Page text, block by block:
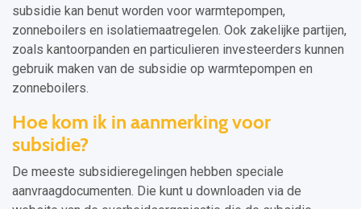
subsidie kan benut worden voor warmtepompen,
zonneboilers en isolatiemaatregelen. Ook zakelijke partijen,
zoals kantoorpanden en particulieren investeerders kunnen
gebruik maken van de subsidie op warmtepompen en
zonneboilers.
Hoe kom ik in aanmerking voor
subsidie?
De meeste subsidieregelingen hebben speciale
aanvraagdocumenten. Die kunt u downloaden via de